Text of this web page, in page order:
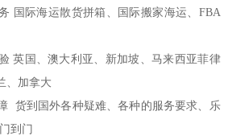
国际海运散货拼箱、国际搬家海运、FBA
英国、澳大利亚、新加坡、马来西亚菲律
、加拿大
货到国外各种疑难、各种的服务要求、乐
到门